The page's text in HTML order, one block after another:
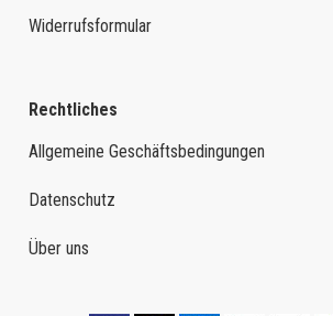
Widerrufsformular
Rechtliches
Allgemeine Geschäftsbedingungen
Datenschutz
Über uns